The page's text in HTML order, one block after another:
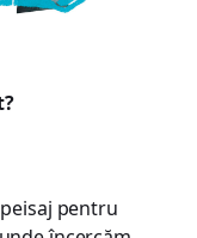
pentru